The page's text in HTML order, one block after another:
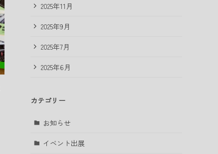
2025年11月
2025年9月
2025年7月
2025年6月
カテゴリー
お知らせ
イベント出展